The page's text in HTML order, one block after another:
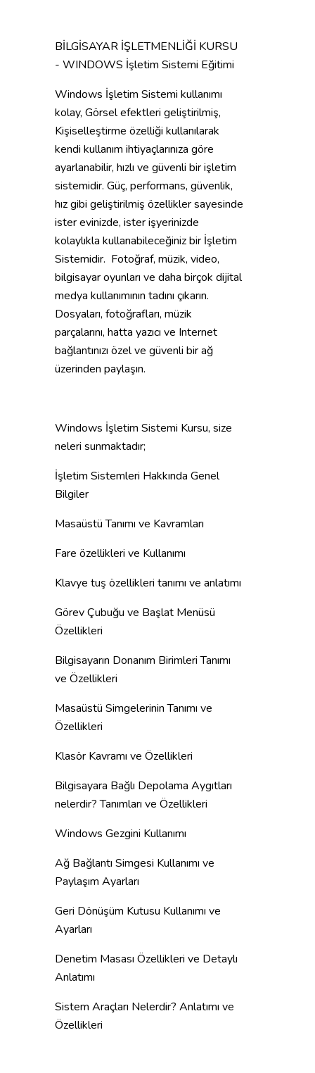
BİLGİSAYAR İŞLETMENLİĞİ KURSU
- WINDOWS İşletim Sistemi Eğitimi
Windows İşletim Sistemi kullanımı
kolay, Görsel efektleri geliştirilmiş,
Kişiselleştirme özelliği kullanılarak
kendi kullanım ihtiyaçlarınıza göre
ayarlanabilir, hızlı ve güvenli bir işletim
sistemidir. Güç, performans, güvenlik,
hız gibi geliştirilmiş özellikler sayesinde
ister evinizde, ister işyerinizde
kolaylıkla kullanabileceğiniz bir İşletim
Sistemidir. Fotoğraf, müzik, video,
bilgisayar oyunları ve daha birçok dijital
medya kullanımının tadını çıkarın.
Dosyaları, fotoğrafları, müzik
parçalarını, hatta yazıcı ve Internet
bağlantınızı özel ve güvenli bir ağ
üzerinden paylaşın.
Windows İşletim Sistemi Kursu, size
neleri sunmaktadır;
İşletim Sistemleri Hakkında Genel
Bilgiler
Masaüstü Tanımı ve Kavramları
Fare özellikleri ve Kullanımı
Klavye tuş özellikleri tanımı ve anlatımı
Görev Çubuğu ve Başlat Menüsü
Özellikleri
Bilgisayarın Donanım Birimleri Tanımı
ve Özellikleri
Masaüstü Simgelerinin Tanımı ve
Özellikleri
Klasör Kavramı ve Özellikleri
Bilgisayara Bağlı Depolama Aygıtları
nelerdir? Tanımları ve Özellikleri
Windows Gezgini Kullanımı
Ağ Bağlantı Simgesi Kullanımı ve
Paylaşım Ayarları
Geri Dönüşüm Kutusu Kullanımı ve
Ayarları
Denetim Masası Özellikleri ve Detaylı
Anlatımı
Sistem Araçları Nelerdir? Anlatımı ve
Özellikleri